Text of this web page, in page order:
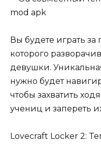
Вы будете играть за
которого
девушки.
нужно будет
чтобы захватить
учениц и запереть
Lovecraft Locker 2: